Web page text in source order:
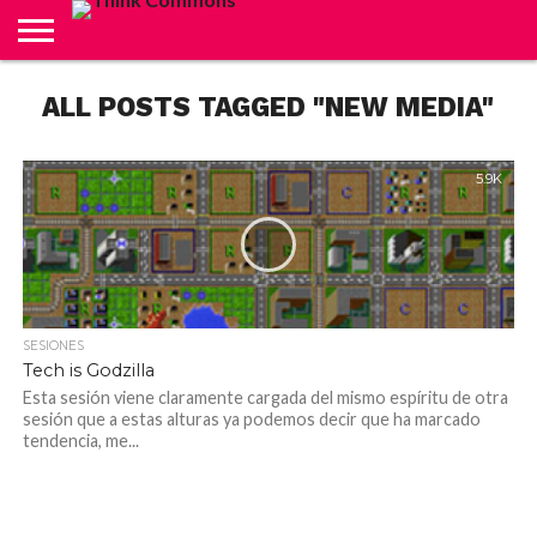
CARRITO
CONTACTO
CRÉDITOS
FINALIZAR
COMPRA
INICIO
LIVE
MI
CUENTA
TIENDA
ALL POSTS TAGGED "NEW MEDIA"
5.9K
SESIONES
Tech is Godzilla
Esta sesión viene claramente cargada del mismo espíritu de otra
sesión que a estas alturas ya podemos decir que ha marcado
tendencia, me...